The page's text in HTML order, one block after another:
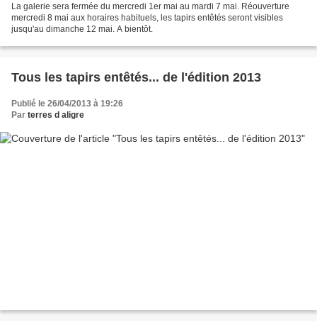
La galerie sera fermée du mercredi 1er mai au mardi 7 mai. Réouverture
mercredi 8 mai aux horaires habituels, les tapirs entêtés seront visibles
jusqu'au dimanche 12 mai. A bientôt.
Tous les tapirs entêtés... de l'édition 2013
Publié le 26/04/2013 à 19:26
Par terres d aligre